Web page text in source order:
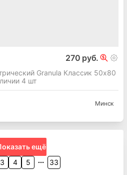
270 руб.
Granula Классик 50х80
4 шт
Минск
ещё
3 4 5 33